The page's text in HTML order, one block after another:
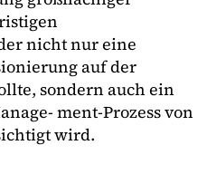
nicht nur eine
auf der
sondern auch ein
ment-Prozess von
wird.